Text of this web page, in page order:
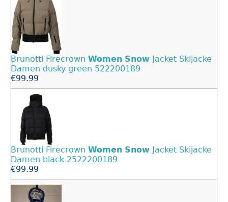
Brunotti Firecrown Women Snow Jacket Skijacke
Damen dusky green 522200189
€99.99
Brunotti Firecrown Women Snow Jacket Skijacke
Damen black 2522200189
€99.99